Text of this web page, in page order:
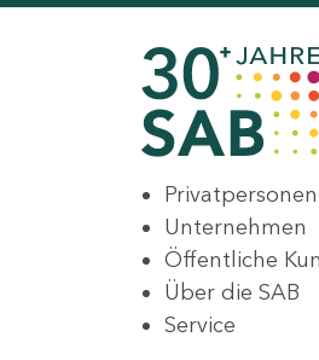
Privatpersonen
Unternehmen
Öffentliche
Über die SAB
Service